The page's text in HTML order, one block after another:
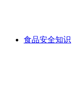
食品安全知识